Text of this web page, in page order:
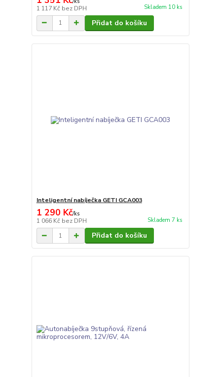
1 117 Kč bez DPH Skladem 10 ks
Přidat do košíku
Inteligentní nabíječka GETI GCA003
1 290 Kč/ks
1 066 Kč bez DPH Skladem 7 ks
Přidat do košíku